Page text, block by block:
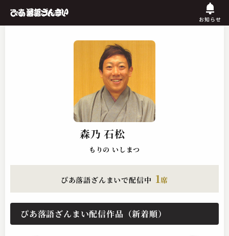
お知らせ
森乃 石松
もりの いしまつ
ぴあ落語ざんまいで配信中 1席
ぴあ落語ざんまい配信作品（新着順）